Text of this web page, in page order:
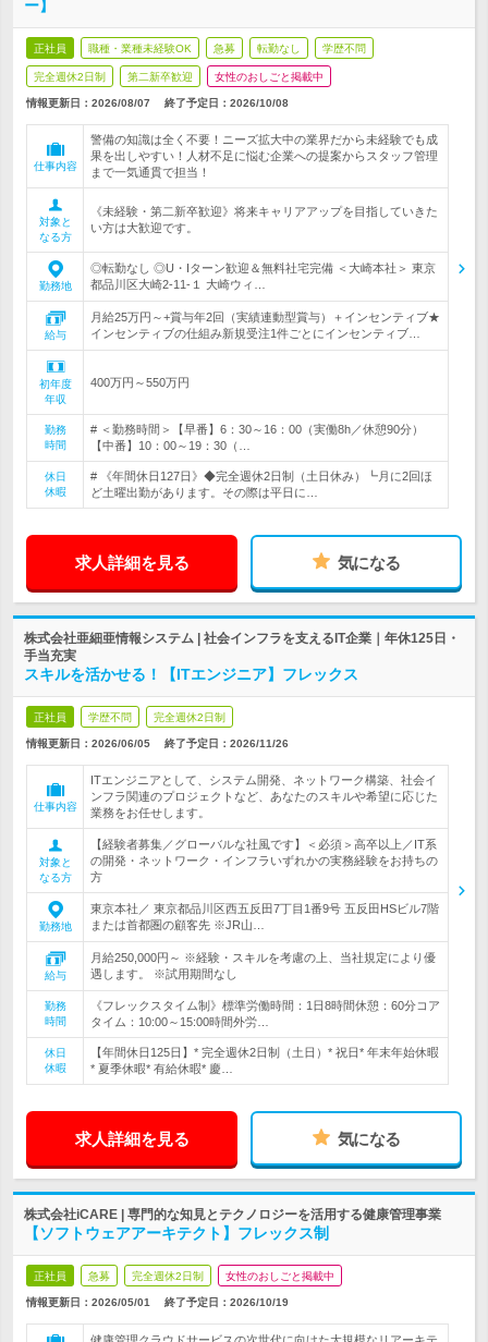
ー】
正社員 職種・業種未経験OK 急募 転勤なし 学歴不問
完全週休2日制 第二新卒歓迎 女性のおしごと掲載中
情報更新日：2026/08/07 終了予定日： 2026/10/08
仕事内容
警備の知識は全く不要！ニーズ拡大中の業界だから未経験でも成
果を出しやすい！人材不足に悩む企業への提案からスタッフ管理
まで一気通貫で担当！
対象と
なる方
《未経験・第二新卒歓迎》将来キャリアアップを目指していきた
い方は大歓迎です。
勤務地
◎転勤なし ◎U・Iターン歓迎＆無料社宅完備 ＜大崎本社＞ 東京
都品川区大崎2‐11‐１ 大崎ウィ…
給与
月給25万円～+賞与年2回（実績連動型賞与）＋インセンティブ★
インセンティブの仕組み新規受注1件ごとにインセンティブ…
初年度
年収
400万円～550万円
勤務
時間
# ＜勤務時間＞【早番】6：30～16：00（実働8h／休憩90分）
【中番】10：00～19：30（…
休日
休暇
# 《年間休日127日》◆完全週休2日制（土日休み）┗月に2回ほ
ど土曜出勤があります。その際は平日に…
求人詳細を見る 気になる
株式会社亜細亜情報システム | 社会インフラを支えるIT企業｜年休125日・
手当充実
スキルを活かせる！【ITエンジニア】フレックス
正社員 学歴不問 完全週休2日制
情報更新日：2026/06/05 終了予定日： 2026/11/26
仕事内容
ITエンジニアとして、システム開発、ネットワーク構築、社会イ
ンフラ関連のプロジェクトなど、あなたのスキルや希望に応じた
業務をお任せします。
対象と
なる方
【経験者募集／グローバルな社風です】＜必須＞高卒以上／IT系
の開発・ネットワーク・インフラいずれかの実務経験をお持ちの
方
勤務地
東京本社／ 東京都品川区西五反田7丁目1番9号 五反田HSビル7階
または首都圏の顧客先 ※JR山…
給与
月給250,000円～ ※経験・スキルを考慮の上、当社規定により優
遇します。 ※試用期間なし
勤務
時間
《フレックスタイム制》標準労働時間：1日8時間休憩：60分コア
タイム：10:00～15:00時間外労…
休日
休暇
【年間休日125日】* 完全週休2日制（土日）* 祝日* 年末年始休暇
* 夏季休暇* 有給休暇* 慶…
求人詳細を見る 気になる
株式会社iCARE | 専門的な知見とテクノロジーを活用する健康管理事業
【ソフトウェアアーキテクト】フレックス制
正社員 急募 完全週休2日制 女性のおしごと掲載中
情報更新日：2026/05/01 終了予定日： 2026/10/19